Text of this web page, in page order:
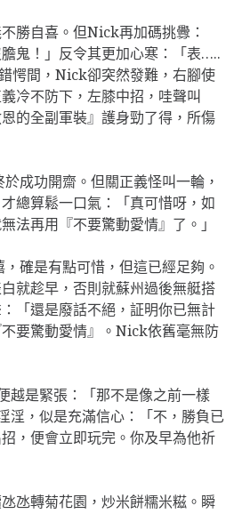
勝自喜。但Nick再加碼挑釁：
膽鬼！」反令其更加心寒：「表…..
間，Nick卻突然發難，右腳使
冷不防下，左膝中招，哇聲叫
的全副軍裝』護身勁了得，所傷
成功開齋。但關正義怪叫一輪，
總算鬆一口氣：「真可惜呀，如
法再用『不要驚動愛情』了。」
確是有點可惜，但這已經足夠。
就趁早，否則就蘇州過後無艇搭
「還是廢話不絕，証明你已無計
要驚動愛情』。Nick依舊毫無防
越是緊張：「那不是像之前一樣
淫，似是充滿信心：「不，勝負已
，便會立即玩完。你及早為他祈
氹轉菊花園，炒米餅糯米糍。瞬